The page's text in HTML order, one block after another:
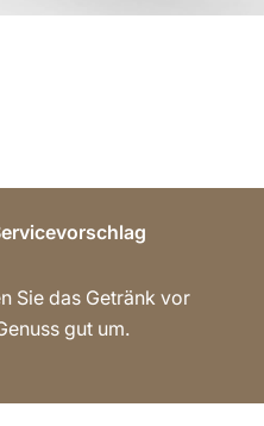
Sie das Getränk vor
gut um.